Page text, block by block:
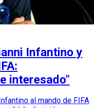
Infantino y
interesado"
al mando de FIFA